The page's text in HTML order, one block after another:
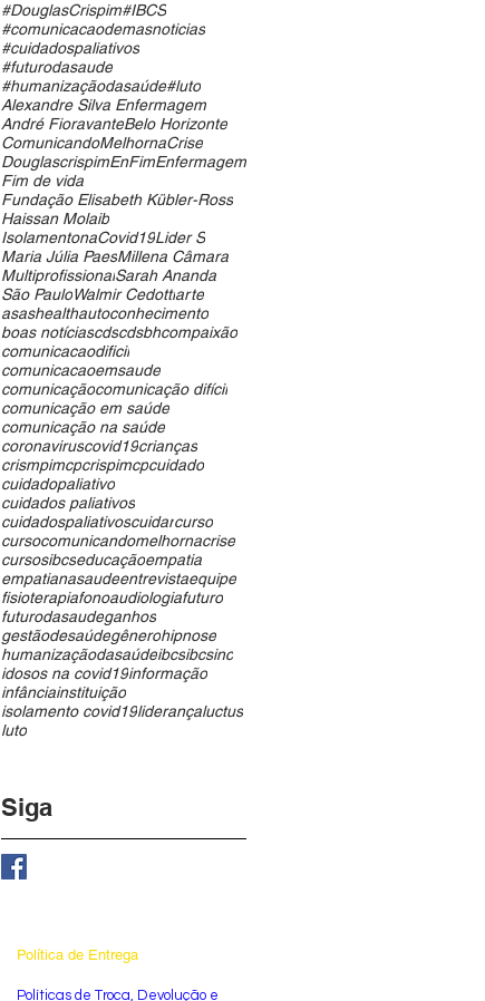
#DouglasCrispim#IBCS
#comunicacaodemasnoticias
#cuidadospaliativos
#futurodasaude
#humanizaçãodasaúde#luto
Alexandre Silva Enfermagem
André FioravanteBelo Horizonte
ComunicandoMelhornaCrise
DouglascrispimEnFimEnfermagem
Fim de vida
Fundação Elisabeth Kübler-Ross
Haissan Molaib
IsolamentonaCovid19Lider S
Maria Júlia PaesMillena Câmara
MultiprofissionalSarah Ananda
São PauloWalmir Cedottiarte
asashealthautoconhecimento
boas notíciascdscdsbhcompaixão
comunicacaodificil
comunicacaoemsaude
comunicaçãocomunicação difícil
comunicação em saúde
comunicação na saúde
coronaviruscovid19crianças
crismpimcpcrispimcpcuidado
cuidadopaliativo
cuidados paliativos
cuidadospaliativoscuidarcurso
cursocomunicandomelhornacrise
cursosibcseducaçãoempatia
empatianasaudeentrevistaequipe
fisioterapiafonoaudiologiafuturo
futurodasaudeganhos
gestãodesaúdegênerohipnose
humanizaçãodasaúdeibcsibcsinc
idosos na covid19informação
infânciainstituição
isolamento covid19liderançaluctus
luto
Siga
Política de Entrega
​Políticas de Troca, Devolução e